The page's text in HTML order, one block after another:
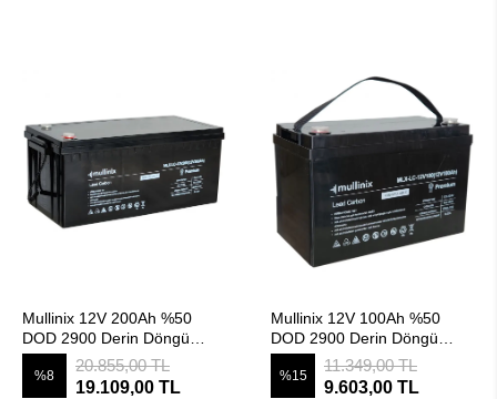
Mullinix 12V 200Ah %50
DOD 2900 Derin Döngü
Kurşun Karbon Akü
%8
20.855,00 TL
19.109,00 TL
Mullinix 12V 100Ah %50
DOD 2900 Derin Döngü
Kurşun Karbon Akü
%15
11.349,00 TL
9.603,00 TL